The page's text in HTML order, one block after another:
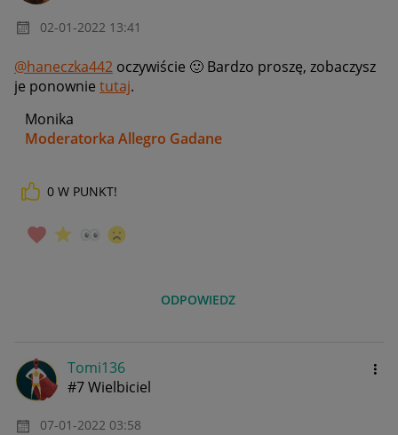
‎02-01-2022 13:41
@haneczka442 oczywiście 🙂 Bardzo proszę, zobaczysz
je ponownie tutaj.
Monika
Moderatorka Allegro Gadane
0 W PUNKT!
ODPOWIEDZ
Tomi136
#7 Wielbiciel
‎07-01-2022 03:58